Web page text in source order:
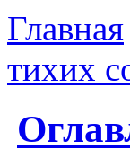
Главная
тихих